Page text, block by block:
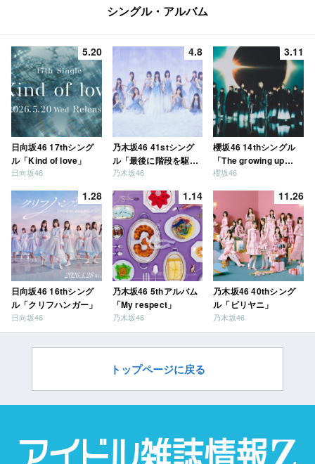
シングル・アルバム
5.20
日向坂46 17thシング
ル「Kind of love」
日向坂46
4.8
乃木坂46 41stシング
ル「最後に階段を駆け
上がったのはいつ
乃木坂46
3.11
櫻坂46 14thシングル
「The growing up
train」
櫻坂46
1.28
日向坂46 16thシング
ル「クリフハンガー」
日向坂46
1.14
乃木坂46 5thアルバム
「My respect」
乃木坂46
11.26
乃木坂46 40thシング
ル「ビリヤニ」
乃木坂46
トップページに戻る